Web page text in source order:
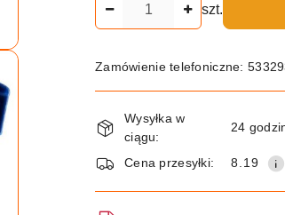
szt.
Zamówienie telefoniczne:
Dostępność
i
dostawa
Wysyłka w
ciągu:
24
Cena przesyłki: 8.19